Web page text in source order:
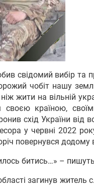
свідомий вибір та
чобіт нашу
жити на вільній
своєю країною,
схід України від
у червні 2022
повернувся додому
битись…» –
загинув